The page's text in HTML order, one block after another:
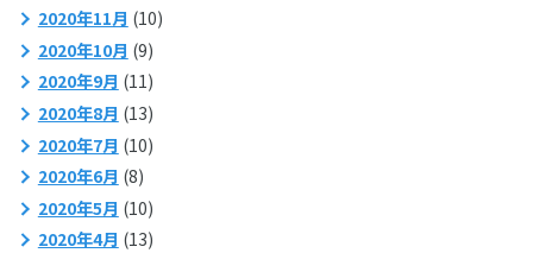
2020年11月 (10)
2020年10月 (9)
2020年9月 (11)
2020年8月 (13)
2020年7月 (10)
2020年6月 (8)
2020年5月 (10)
2020年4月 (13)